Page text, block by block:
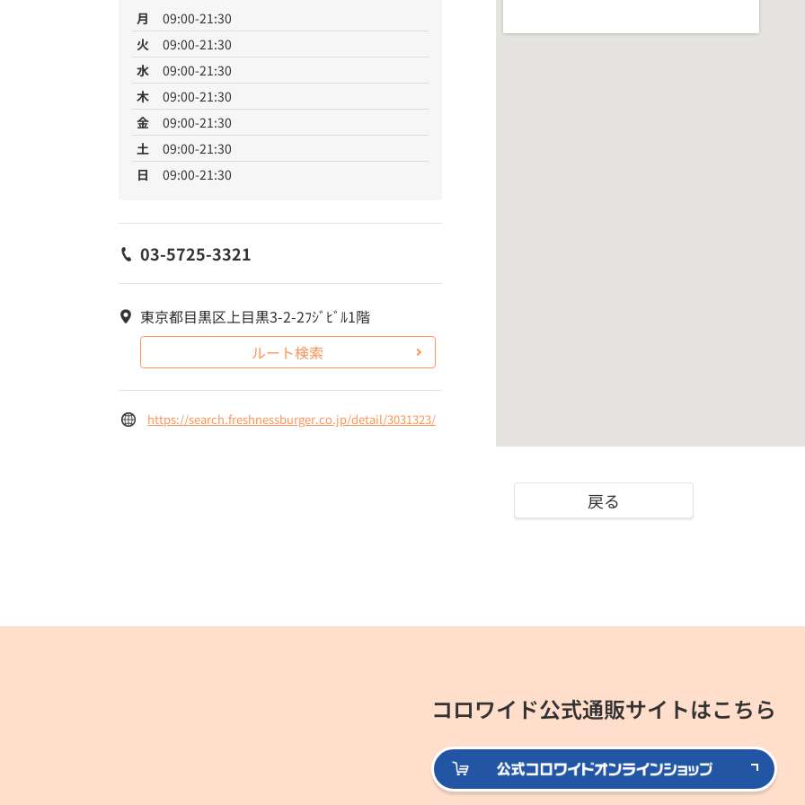
月
09:00-21:30
火
09:00-21:30
水
09:00-21:30
木
09:00-21:30
金
09:00-21:30
土
09:00-21:30
日
09:00-21:30
03-5725-3321
東京都目黒区上目黒3-2-2ﾌｼﾞﾋﾞﾙ1階
ルート検索
https://search.freshnessburger.co.jp/detail/3031323/
戻る
コロワイド公式通販サイトはこちら
公式